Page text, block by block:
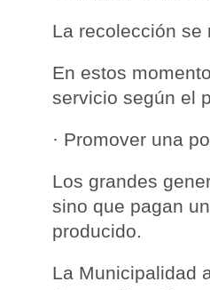
La recolección se
En estos
servicio según el
· Promover una
Los grandes
sino que pagan
producido.
La Municipalidad